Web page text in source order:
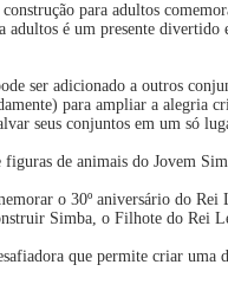
para adultos
é um presente divertido
ser adicionado a outros
para ampliar a alegria
seus conjuntos em um só
de animais do Jovem
o 30º aniversário do Rei
Simba, o Filhote do Rei
que permite criar uma